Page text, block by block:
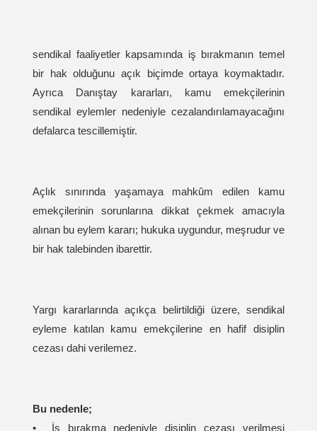
sendikal faaliyetler kapsamında iş bırakmanın temel
bir hak olduğunu açık biçimde ortaya koymaktadır.
Ayrıca Danıştay kararları, kamu emekçilerinin
sendikal eylemler nedeniyle cezalandırılamayacağını
defalarca tescillemiştir.
Açlık sınırında yaşamaya mahkûm edilen kamu
emekçilerinin sorunlarına dikkat çekmek amacıyla
alınan bu eylem kararı; hukuka uygundur, meşrudur ve
bir hak talebinden ibarettir.
Yargı kararlarında açıkça belirtildiği üzere, sendikal
eyleme katılan kamu emekçilerine en hafif disiplin
cezası dahi verilemez.
Bu nedenle;
•⁠ ⁠İş bırakma nedeniyle disiplin cezası verilmesi